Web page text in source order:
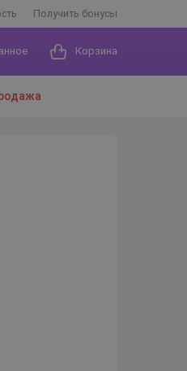
Получить бонусы
Корзина